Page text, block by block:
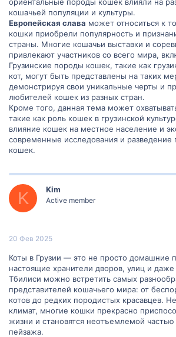
грузинскую тематику являются "Коты-
именем, на самом деле, скрываются
ориентальных кошек. Но как эти кошки
‍Что такое
грузины"?
Изначально, название "Коты-грузины"
ориентальным кошкам, порода которых была
внешним видом. У них выдающийся нос с
выразительный, темпераментный взгляд.
‍ Как "Коты-
грузины"
в Европу?
Долгое время вывод ориентальных кошек из
кошачьей популяции и культуры.
Европейская слава может относиться к
кошки приобрели популярность и
страны. Многие кошачьи выставки и
привлекают участников со всего мира,
Грузинские породы кошек, такие как
кот, могут быть представлены на таких
демонстрируя свои уникальные черты и
любителей кошек из разных стран.
Кроме того, данная тема может
такие как роль кошек в грузинской
влияние кошек на местное население и
современные исследования и разведение
кошек.
K Kim
Active member
20 Фев 2025
Коты в Грузии — это не просто домашние
настоящие хранители дворов, улиц и
Тбилиси можно встретить самых
представителей кошачьего мира: от
котов до редких породистых красавцев.
климат, многие кошки прекрасно
жизни и становятся неотъемлемой частью
пейзажа.